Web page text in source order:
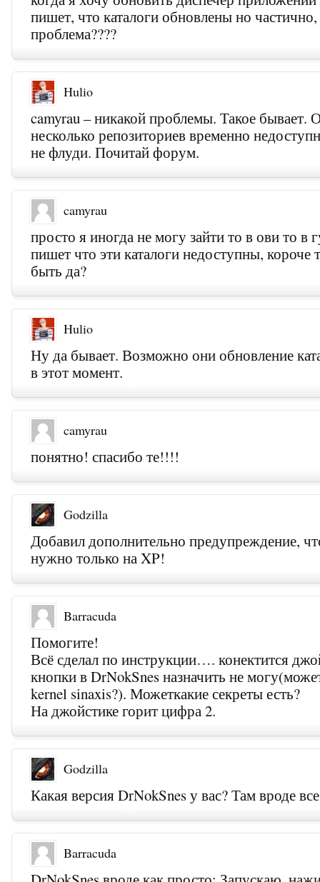
пишет, что каталоги обновлены но
проблема????
Hulio
camyrau – никакой проблемы. Такое бывает.
несколько репозиториев временно
не флуди. Почитай форум.
camyrau
просто я иногда не могу зайти то в ови то в
пишет что эти каталоги недоступны, короче
быть да?
Hulio
Ну да бывает. Возможно они обновление
в этот момент.
camyrau
понятно! спасибо те!!!!
Godzilla
Добавил дополнительно предупреждение,
нужно только на XP!
Barracuda
Помогите!
Всё сделал по инструкции…. конектится
кнопки в DrNokSnes назначить не
kernel sinaxis?). Можеткакие секреты есть?
На джойстике горит цифра 2.
Godzilla
Какая версия DrNokSnes у вас? Там вроде
Barracuda